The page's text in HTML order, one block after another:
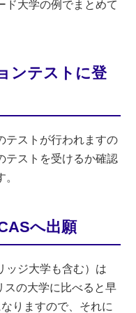
ド大学の例でまとめて
ンテストに登
テストが行われますの
テストを受けるか確認
へ出願
ッジ大学も含む）は
スの大学に比べると早
りますので、それに